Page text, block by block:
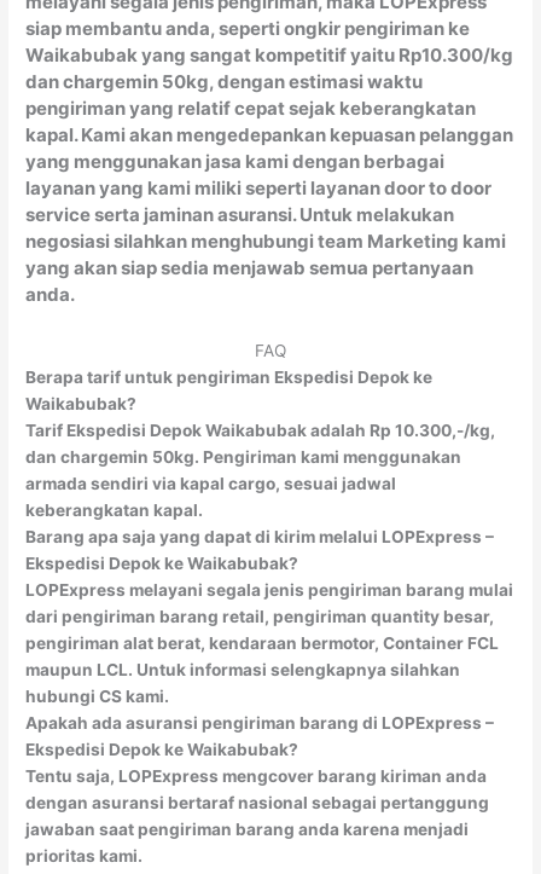
siap membantu anda, seperti ongkir pengiriman ke
Waikabubak yang sangat kompetitif yaitu Rp10.300/kg
dan chargemin 50kg, dengan estimasi waktu
pengiriman yang relatif cepat sejak keberangkatan
kapal. Kami akan mengedepankan kepuasan pelanggan
yang menggunakan jasa kami dengan berbagai
layanan yang kami miliki seperti layanan door to door
service serta jaminan asuransi. Untuk melakukan
negosiasi silahkan menghubungi team Marketing kami
yang akan siap sedia menjawab semua pertanyaan
anda.
FAQ
Berapa tarif untuk pengiriman Ekspedisi Depok ke
Waikabubak?
Tarif Ekspedisi Depok Waikabubak adalah Rp 10.300,-/kg,
dan chargemin 50kg. Pengiriman kami menggunakan
armada sendiri via kapal cargo, sesuai jadwal
keberangkatan kapal.
Barang apa saja yang dapat di kirim melalui LOPExpress –
Ekspedisi Depok ke Waikabubak?
LOPExpress melayani segala jenis pengiriman barang mulai
dari pengiriman barang retail, pengiriman quantity besar,
pengiriman alat berat, kendaraan bermotor, Container FCL
maupun LCL. Untuk informasi selengkapnya silahkan
hubungi CS kami.
Apakah ada asuransi pengiriman barang di LOPExpress –
Ekspedisi Depok ke Waikabubak?
Tentu saja, LOPExpress mengcover barang kiriman anda
dengan asuransi bertaraf nasional sebagai pertanggung
jawaban saat pengiriman barang anda karena menjadi
prioritas kami.